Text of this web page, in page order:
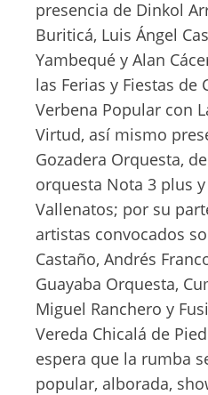
presencia de Dinkol
Buriticá, Luis Ángel
Yambequé y Alan
las Ferias y Fiestas de
Verbena Popular con
Virtud, así mismo
Gozadera Orquesta,
orquesta Nota 3 plus
Vallenatos; por su
artistas convocados
Castaño, Andrés
Guayaba Orquesta,
Miguel Ranchero y
Vereda Chicalá de
espera que la rumba
popular, alborada,